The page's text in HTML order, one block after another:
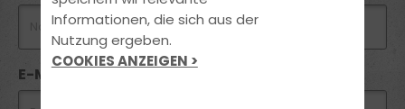
E-Mail
Informationen, die sich aus der
Nutzung ergeben.
COOKIES ANZEIGEN >